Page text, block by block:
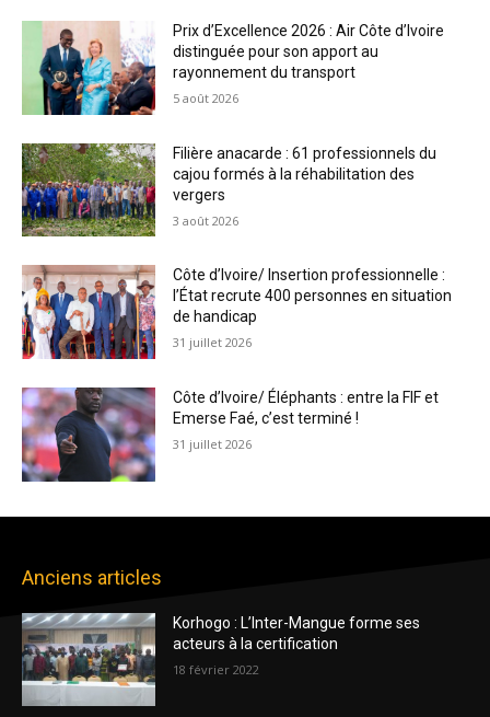
Prix d’Excellence 2026 : Air Côte d’Ivoire
distinguée pour son apport au
rayonnement du transport
5 août 2026
Filière anacarde : 61 professionnels du
cajou formés à la réhabilitation des
vergers
3 août 2026
Côte d’Ivoire/ Insertion professionnelle :
l’État recrute 400 personnes en situation
de handicap
31 juillet 2026
Côte d’Ivoire/ Éléphants : entre la FIF et
Emerse Faé, c’est terminé !
31 juillet 2026
Anciens articles
Korhogo : L’Inter-Mangue forme ses
acteurs à la certification
18 février 2022